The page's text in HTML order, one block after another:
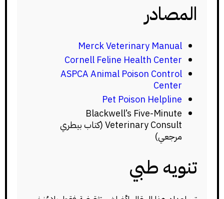
المصادر
Merck Veterinary Manual
Cornell Feline Health Center
ASPCA Animal Poison Control
Center
Pet Poison Helpline
Blackwell’s Five-Minute
Veterinary Consult (كتاب بيطري
مرجعي)
تنويه طبي